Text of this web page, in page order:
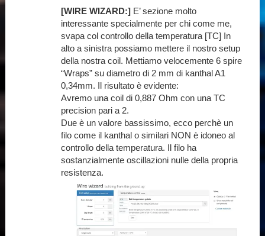
[WIRE WIZARD:] E’ sezione molto
interessante specialmente per chi come me,
svapa col controllo della temperatura [TC] In
alto a sinistra possiamo mettere il nostro setup
della nostra coil. Mettiamo velocemente 6 spire
“Wraps” su diametro di 2 mm di kanthal A1
0,34mm. Il risultato è evidente:
Avremo una coil di 0,887 Ohm con una TC
precision pari a 2.
Due è un valore bassissimo, ecco perchè un
filo come il kanthal o similari NON è idoneo al
controllo della temperatura. Il filo ha
sostanzialmente oscillazioni nulle della propria
resistenza.